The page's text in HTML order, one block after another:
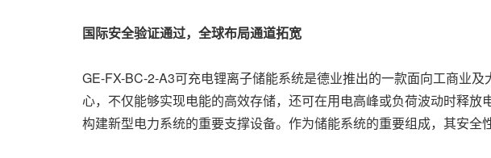
国际安全验证通过，全球布局通道拓宽
GE-FX-BC-2-A3可充电锂离子储能系统是德业推出的一款面向工商业
心，不仅能够实现电能的高效存储，还可在用电高峰或负荷波动时释
构建新型电力系统的重要支撑设备。作为储能系统的重要组成，其安全